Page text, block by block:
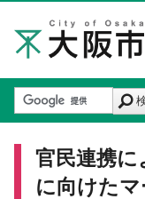
官民連携に
に向けた